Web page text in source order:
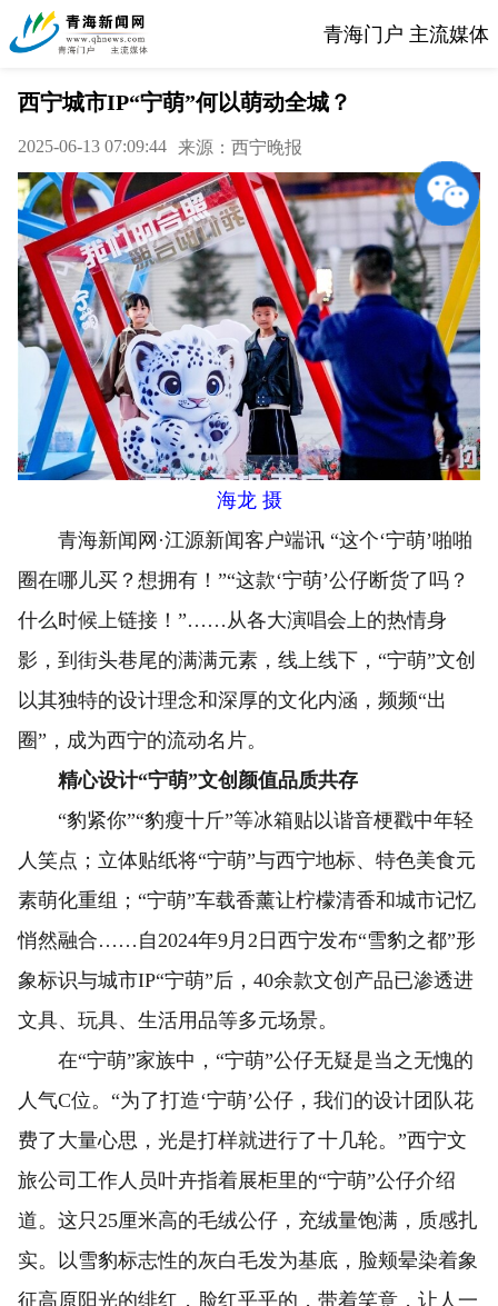
青海门户 主流媒体
西宁城市IP“宁萌”何以萌动全城？
2025-06-13 07:09:44 来源：西宁晚报
海龙 摄
青海新闻网·江源新闻客户端讯 “这个‘宁萌’啪啪
圈在哪儿买？想拥有！”“这款‘宁萌’公仔断货了吗？
什么时候上链接！”……从各大演唱会上的热情身
影，到街头巷尾的满满元素，线上线下，“宁萌”文创
以其独特的设计理念和深厚的文化内涵，频频“出
圈”，成为西宁的流动名片。
精心设计“宁萌”文创颜值品质共存
“豹紧你”“豹瘦十斤”等冰箱贴以谐音梗戳中年轻
人笑点；立体贴纸将“宁萌”与西宁地标、特色美食元
素萌化重组；“宁萌”车载香薰让柠檬清香和城市记忆
悄然融合……自2024年9月2日西宁发布“雪豹之都”形
象标识与城市IP“宁萌”后，40余款文创产品已渗透进
文具、玩具、生活用品等多元场景。
在“宁萌”家族中，“宁萌”公仔无疑是当之无愧的
人气C位。“为了打造‘宁萌’公仔，我们的设计团队花
费了大量心思，光是打样就进行了十几轮。”西宁文
旅公司工作人员叶卉指着展柜里的“宁萌”公仔介绍
道。这只25厘米高的毛绒公仔，充绒量饱满，质感扎
实。以雪豹标志性的灰白毛发为基底，脸颊晕染着象
征高原阳光的绯红，脸红乎乎的，带着笑意，让人一